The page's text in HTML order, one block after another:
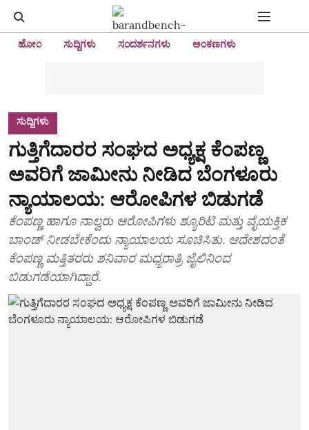
ಹೋಂ ಸುದ್ದಿಗಳು ಸಂದರ್ಶನಗಳು ಅಂಕಣಗಳು
ಸುದ್ದಿಗಳು
ಗುತ್ತಿಗೆದಾರರ ಸಂಘದ ಅಧ್ಯಕ್ಷ ಕೆಂಪಣ್ಣ
ಅವರಿಗೆ ಜಾಮೀನು ನೀಡಿದ ಬೆಂಗಳೂರು
ನ್ಯಾಯಾಲಯ: ಆರೋಪಿಗಳ ಬಿಡುಗಡೆ
ಕೆಂಪಣ್ಣ ಹಾಗೂ ನಾಲ್ವರು ಆರೋಪಿಗಳು ಶ್ಯೂರಿಟಿ ಮತ್ತು ವೈಯಕ್ತಿಕ
ಬಾಂಡ್ ನೀಡಬೇಕೆಂದು ನ್ಯಾಯಾಲಯ ಸೂಚಿಸಿತು. ಆದೇಶದಂತೆ
ಕೆಂಪಣ್ಣ ಮತ್ತಿತರರು ಶನಿವಾರ ಮಧ್ಯರಾತ್ರಿ ಜೈಲಿನಿಂದ
ಬಿಡುಗಡೆಯಾಗಿದ್ದಾರೆ.